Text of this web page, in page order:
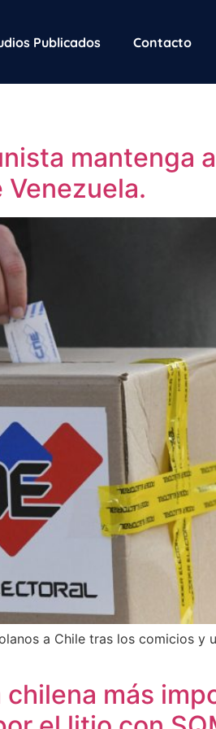
Publicados Contacto
mantenga
a Chile tras los comicios y
más